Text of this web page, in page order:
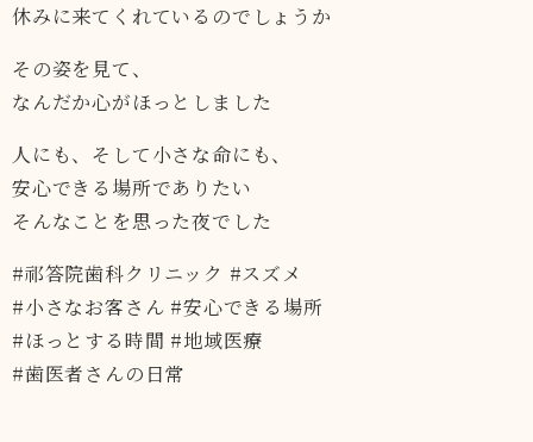
休みに来てくれているのでしょうか
その姿を見て、
なんだか心がほっとしました
人にも、そして小さな命にも、
安心できる場所でありたい
そんなことを思った夜でした
#祁答院歯科クリニック #スズメ
#小さなお客さん #安心できる場所
#ほっとする時間 #地域医療
#歯医者さんの日常